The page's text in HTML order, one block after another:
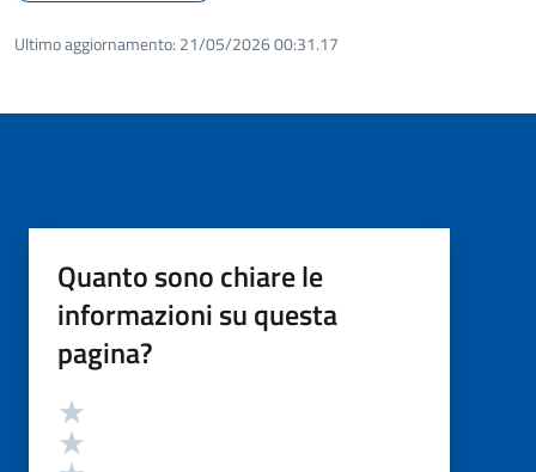
Ultimo aggiornamento: 21/05/2026 00:31.17
Quanto sono chiare le
informazioni su questa
pagina?
Valutazione